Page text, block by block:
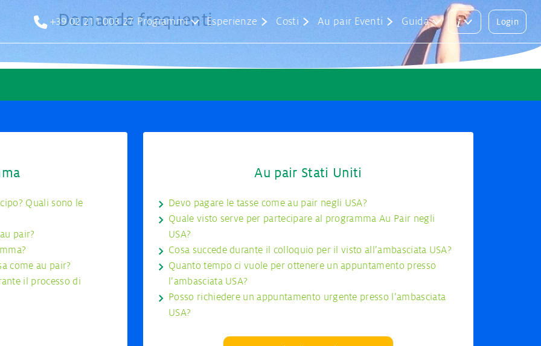
+39 02 211 003 27
Main
menu
Programmi
Au pair negli Stati Uniti
Esperienze Costi Au pair Eventi Guida
pair Requisiti di partecipazione
au pair Protezione assicurativa
alla pari Visto per gli au pair
i
Candidatura alla pari
Login
button
Login
Domande frequenti
Quali sono le
pair?
come au pair?
il processo di
Au pair Stati Uniti
Devo pagare le tasse come au pair negli USA?
Quale visto serve per partecipare al programma Au Pair negli
USA?
Cosa succede durante il colloquio per il visto all’ambasciata USA?
Quanto tempo ci vuole per ottenere un appuntamento presso
l’ambasciata USA?
Posso richiedere un appuntamento urgente presso l’ambasciata
USA?